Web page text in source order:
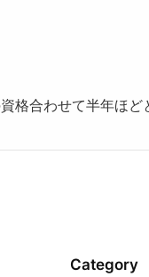
格合わせて半年ほど
Category